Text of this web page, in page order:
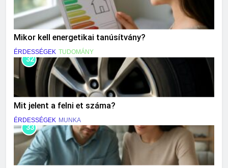
Mikor kell energetikai tanúsítvány?
ÉRDESSÉGEK TUDOMÁNY
32
Mit jelent a felni et száma?
ÉRDESSÉGEK MUNKA
33